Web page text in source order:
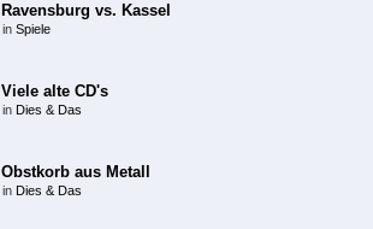
Ravensburg vs. Kassel
in Spiele
Viele alte CD's
in Dies & Das
Obstkorb aus Metall
in Dies & Das